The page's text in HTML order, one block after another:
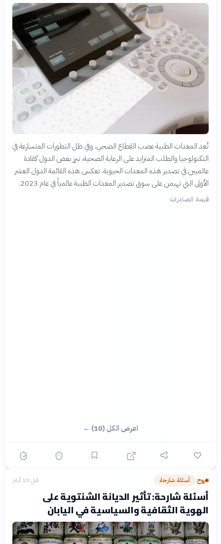
تُعد المعدات الطبية عصب القطاع الصحي، وفي ظل التطورات المتسارعة في
التكنولوجيا والطلب المتزايد على الرعاية الصحية، تبرز بعض الدول كقادة
عالميين في تصدير هذه المعدات الحيوية. تعكس هذه القائمة الدول العشر
الأولى التي تهيمن على سوق تصدير المعدات الطبية عالمياً في عام 2023.
قيمة الصادرات
اعرض الكل (10) ←
روح› أسئلة شارحة قبل 10 أيام
أسئلة شارحة: تأثير الديانة الشنتوية على
الهوية الثقافية والسياسية في اليابان